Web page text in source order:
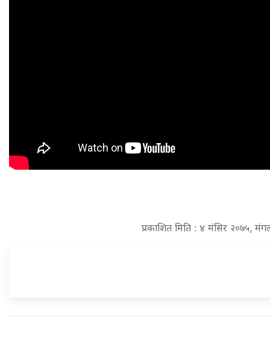
प्रकाशित मिति : ४ मंसिर २०७५,